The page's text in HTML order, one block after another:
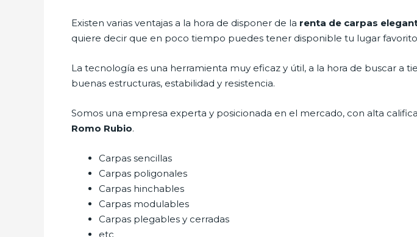
Existen varias ventajas a la hora de disponer de la renta de carpas
quiere decir que en poco tiempo puedes tener disponible tu lugar
La tecnología es una herramienta muy eficaz y útil, a la hora de buscar a
buenas estructuras, estabilidad y resistencia.
Somos una empresa experta y posicionada en el mercado, con alta
Romo Rubio.
Carpas sencillas
Carpas poligonales
Carpas hinchables
Carpas modulables
Carpas plegables y cerradas
etc